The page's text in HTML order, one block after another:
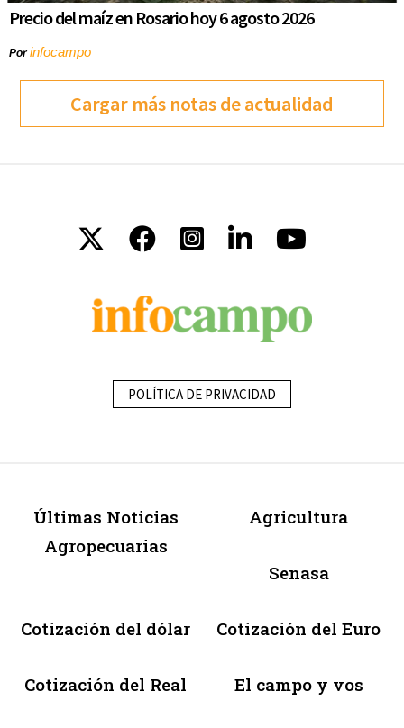
Precio del maíz en Rosario hoy 6 agosto 2026
Porinfocampo
Cargar más notas de actualidad
POLÍTICA DE PRIVACIDAD
Últimas Noticias
Agropecuarias
Agricultura
Senasa
Cotización del dólar Cotización del Euro
Cotización del Real El campo y vos